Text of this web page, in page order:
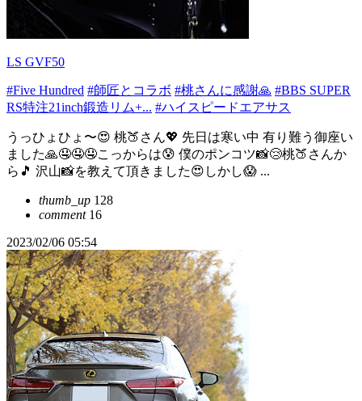
LS GVF50
#Five Hundred #師匠とコラボ #桃さんに感謝🙏 #BBS SUPER
RS特注21inch鍛造リム+... #ハイスピードエアサス
うっひょひょ〜😍 桃🍑さん💖 先日は寒い中 有り難う御座い
ました🙏🤤🤤🤤こっからは😰 僕のポンコツ📸😢桃🍑さんか
ら🎵 沢山📸を教えて頂きました😍しかし😱 ...
thumb_up 128
comment16
2023/02/06 05:54